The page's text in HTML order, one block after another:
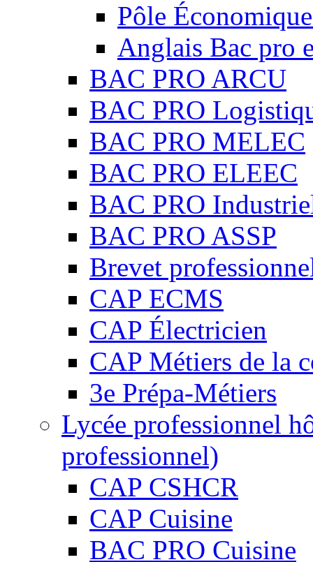
Pôle
Anglais Bac pro
BAC PRO ARCU
BAC PRO
BAC PRO MELEC
BAC PRO ELEEC
BAC PRO
BAC PRO ASSP
Brevet
CAP ECMS
CAP Électricien
CAP Métiers de la
3e Prépa-Métiers
Lycée professionnel
professionnel)
CAP CSHCR
CAP Cuisine
BAC PRO Cuisine